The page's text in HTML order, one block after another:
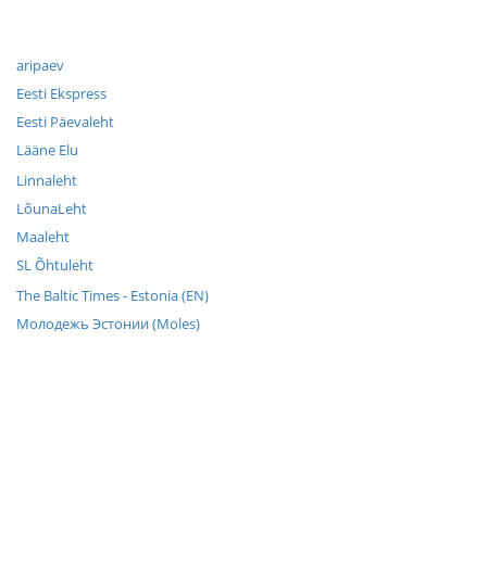
aripaev
Eesti Ekspress
Eesti Päevaleht
Lääne Elu
Linnaleht
LõunaLeht
Maaleht
SL Õhtuleht
The Baltic Times - Estonia (EN)
Молодежь Эстонии (Moles)